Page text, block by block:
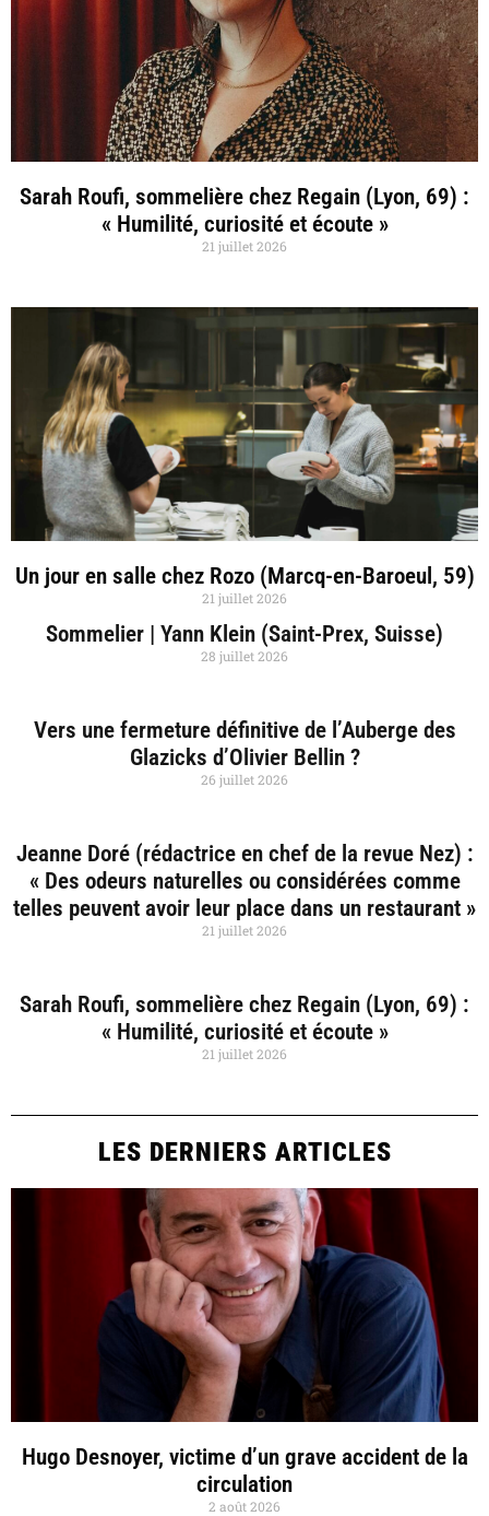
Sarah Roufi, sommelière chez Regain (Lyon, 69) :
« Humilité, curiosité et écoute »
21 juillet 2026
Un jour en salle chez Rozo (Marcq-en-Baroeul, 59)
21 juillet 2026
Sommelier | Yann Klein (Saint-Prex, Suisse)
28 juillet 2026
Vers une fermeture définitive de l’Auberge des
Glazicks d’Olivier Bellin ?
26 juillet 2026
Jeanne Doré (rédactrice en chef de la revue Nez) :
« Des odeurs naturelles ou considérées comme
telles peuvent avoir leur place dans un restaurant »
21 juillet 2026
Sarah Roufi, sommelière chez Regain (Lyon, 69) :
« Humilité, curiosité et écoute »
21 juillet 2026
LES DERNIERS ARTICLES
Hugo Desnoyer, victime d’un grave accident de la
circulation
2 août 2026